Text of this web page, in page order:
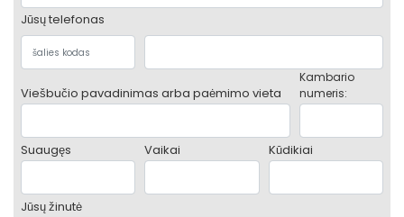
Jūsų telefonas
Viešbučio pavadinimas arba paėmimo vieta
Kambario
numeris:
Suaugęs Vaikai Kūdikiai
Jūsų žinutė